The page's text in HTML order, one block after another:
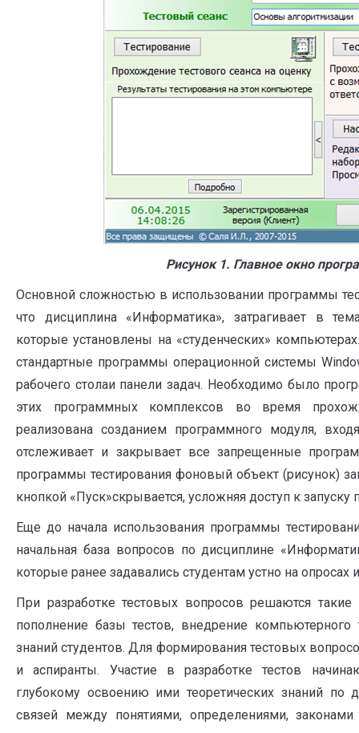
Рисунок 1. Главное окно
Основной сложностью в использовании программы
что дисциплина «Информатика», затрагивает в
которые установлены на «студенческих»
стандартные программы операционной системы
рабочего столаи панели задач. Необходимо было
этих программных комплексов во время
реализована созданием программного модуля,
отслеживает и закрывает все запрещенные
программы тестирования фоновый объект (рисунок)
кнопкой «Пуск»скрывается, усложняя доступ к
Еще до начала использования программы
начальная база вопросов по дисциплине
которые ранее задавались студентам устно на
При разработке тестовых вопросов решаются
пополнение базы тестов, внедрение компьютерного
знаний студентов. Для формирования тестовых
и аспиранты. Участие в разработке тестов
глубокому освоению ими теоретических знаний по
связей между понятиями, определениями,